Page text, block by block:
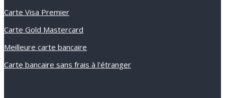
Carte Visa Premier
Carte Gold Mastercard
Meilleure carte bancaire
Carte bancaire sans frais à l'étranger